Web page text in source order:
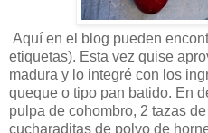
Aquí en el blog pueden
etiquetas). Esta vez quise
madura y lo integré con los
queque o tipo pan batido. En
pulpa de cohombro, 2 tazas
cucharaditas de polvo de